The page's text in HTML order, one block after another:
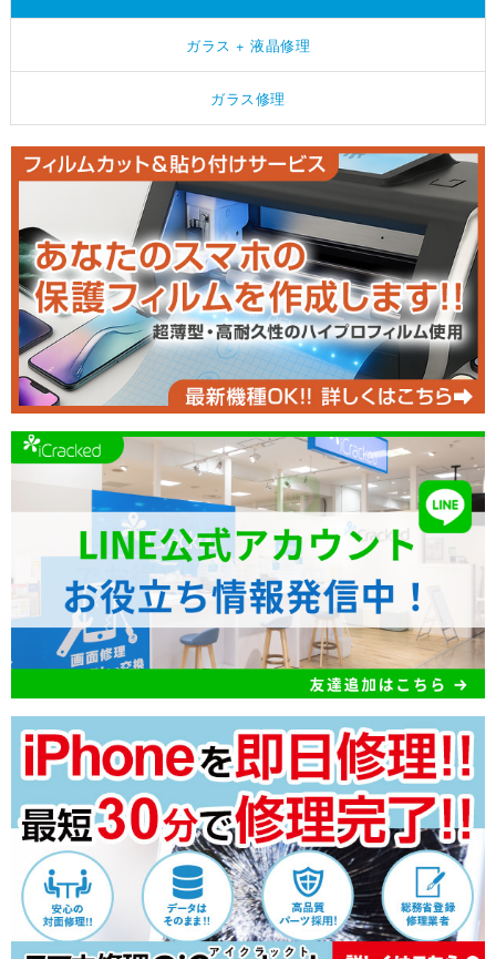
ガラス + 液晶修理
ガラス修理